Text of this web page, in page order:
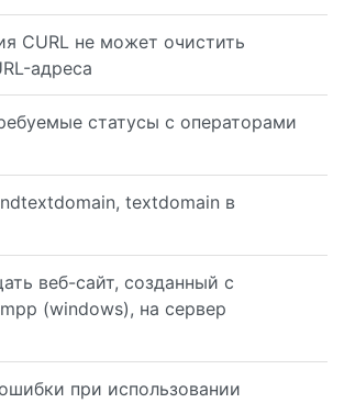
CURL не может очистить
адреса
статусы с операторами
textdomain в
веб-сайт, созданный с
(windows), на сервер
при использовании